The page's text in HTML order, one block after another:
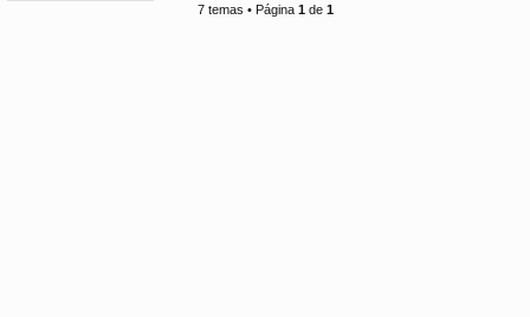
7 temas • Página 1de 1